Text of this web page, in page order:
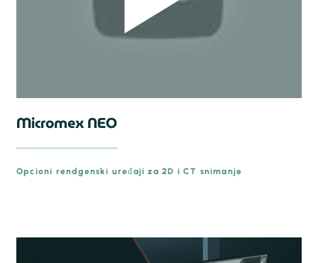
Micromex NEO
Opcioni rendgenski uređaji za 2D i CT snimanje